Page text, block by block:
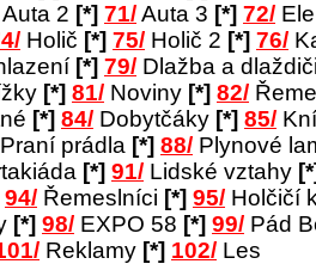
Auta 2 [*] 71/Auta 3 [*] 72/
Holič [*] 75/ Holič 2 [*] 76/
[*] 79/ Dlažba a
[*] 81/ Noviny [*] 82/
[*] 84/ Dobytčáky [*] 85/
Praní prádla [*] 88/ Plynové
[*] 91/ Lidské vztahy
94/ Řemeslníci [*] 95/ Holčičí
[*] 98/ EXPO 58 [*] 99/ Pád
Reklamy [*] 102/ Les